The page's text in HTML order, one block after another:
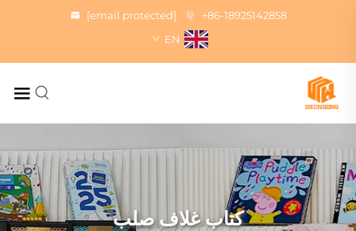
+86-18925142858
[email protected]
EN
كتاب غلاف صلب